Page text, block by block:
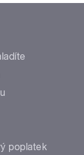
poplatek